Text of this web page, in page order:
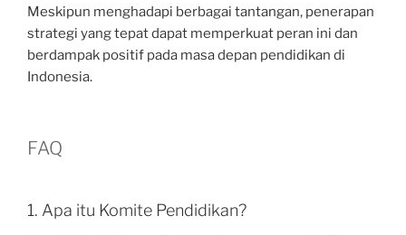
Meskipun menghadapi berbagai tantangan, penerapan
strategi yang tepat dapat memperkuat peran ini dan
berdampak positif pada masa depan pendidikan di
Indonesia.
FAQ
1. Apa itu Komite Pendidikan?